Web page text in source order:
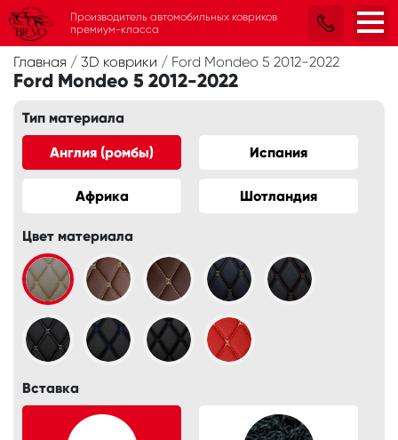
Главная / 3D коврики / Ford Mondeo 5 2012-2022
Ford Mondeo 5 2012-2022
Тип материала
Англия (ромбы) Испания
Африка Шотландия
Цвет материала
Вставка
Производитель автомобильных ковриков
премиум-класса